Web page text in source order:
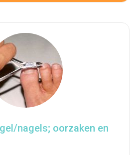
nagels; oorzaken en